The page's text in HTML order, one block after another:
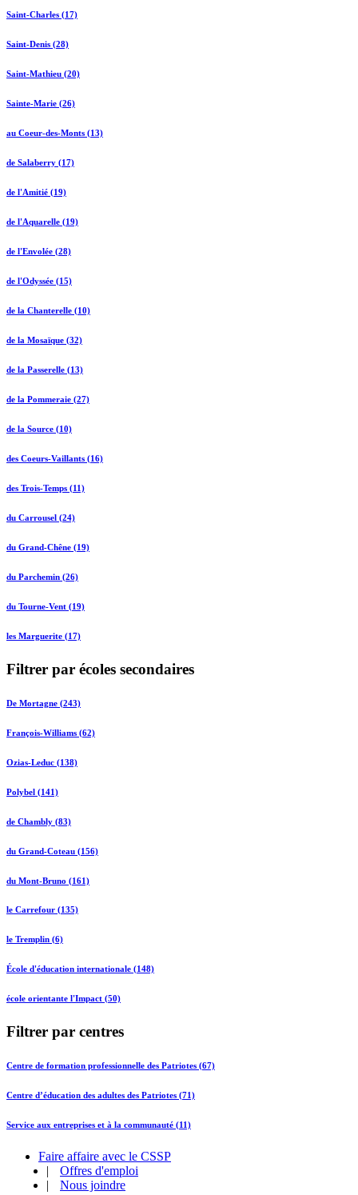
Saint-Charles (17)
Saint-Denis (28)
Saint-Mathieu (20)
Sainte-Marie (26)
au Coeur-des-Monts (13)
de Salaberry (17)
de l'Amitié (19)
de l'Aquarelle (19)
de l'Envolée (28)
de l'Odyssée (15)
de la Chanterelle (10)
de la Mosaïque (32)
de la Passerelle (13)
de la Pommeraie (27)
de la Source (10)
des Coeurs-Vaillants (16)
des Trois-Temps (11)
du Carrousel (24)
du Grand-Chêne (19)
du Parchemin (26)
du Tourne-Vent (19)
les Marguerite (17)
Filtrer par écoles secondaires
De Mortagne (243)
François-Williams (62)
Ozias-Leduc (138)
Polybel (141)
de Chambly (83)
du Grand-Coteau (156)
du Mont-Bruno (161)
le Carrefour (135)
le Tremplin (6)
École d'éducation internationale (148)
école orientante l'Impact (50)
Filtrer par centres
Centre de formation professionnelle des Patriotes (67)
Centre d’éducation des adultes des Patriotes (71)
Service aux entreprises et à la communauté (11)
Faire affaire avec le CSSP
|
Offres d'emploi
|
Nous joindre